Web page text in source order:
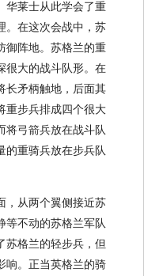
华莱士从此学会了重
。在这次会战中，苏
御阵地。苏格兰的重
很大的战斗队形。在
长矛柄触地，后面其
重步兵排成四个很大
将弓箭兵放在战斗队
的重骑兵放在步兵队
，从两个翼侧接近苏
等不动的苏格兰军队
苏格兰的轻步兵，但
响。正当英格兰的骑